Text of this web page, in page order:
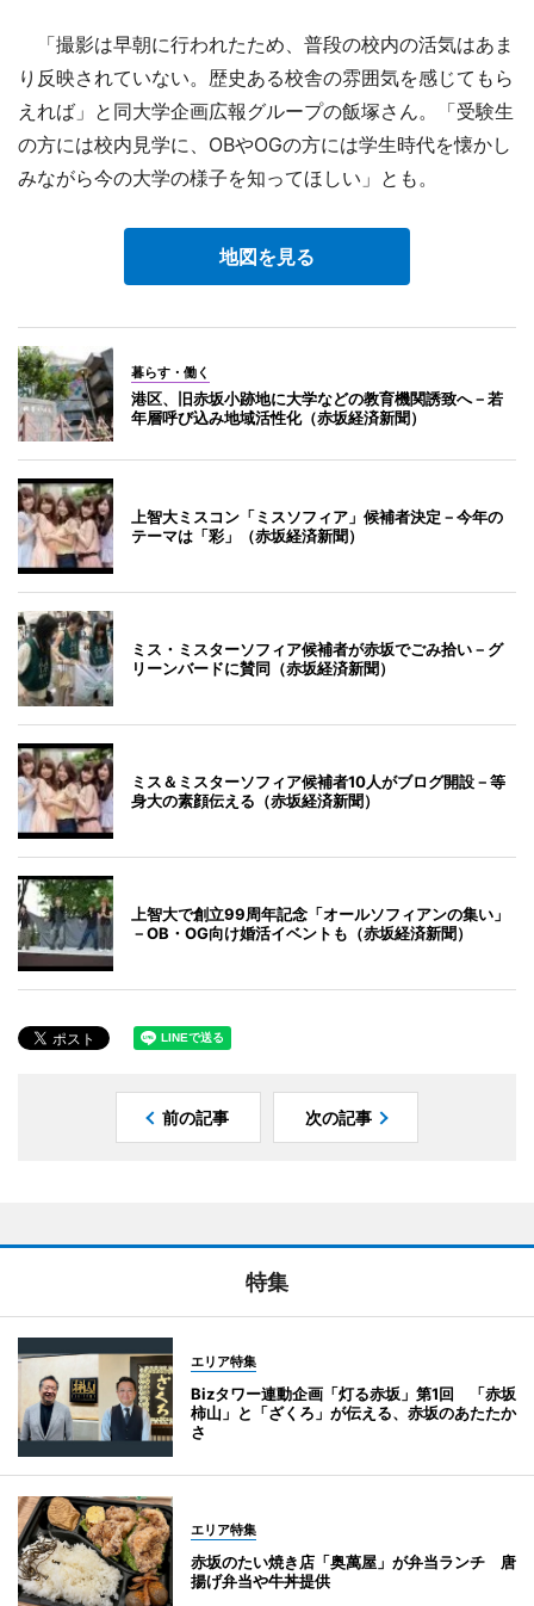
「撮影は早朝に行われたため、普段の校内の活気はあま
り反映されていない。歴史ある校舎の雰囲気を感じてもら
えれば」と同大学企画広報グループの飯塚さん。「受験生
の方には校内見学に、OBやOGの方には学生時代を懐かし
みながら今の大学の様子を知ってほしい」とも。
地図を見る
暮らす・働く
港区、旧赤坂小跡地に大学などの教育機関誘致へ－若
年層呼び込み地域活性化（赤坂経済新聞）
上智大ミスコン「ミスソフィア」候補者決定－今年の
テーマは「彩」（赤坂経済新聞）
ミス・ミスターソフィア候補者が赤坂でごみ拾い－グ
リーンバードに賛同（赤坂経済新聞）
ミス＆ミスターソフィア候補者10人がブログ開設－等
身大の素顔伝える（赤坂経済新聞）
上智大で創立99周年記念「オールソフィアンの集い」
－OB・OG向け婚活イベントも（赤坂経済新聞）
前の記事 次の記事
特集
エリア特集
Bizタワー連動企画「灯る赤坂」第1回 「赤坂
柿山」と「ざくろ」が伝える、赤坂のあたたか
さ
エリア特集
赤坂のたい焼き店「奥萬屋」が弁当ランチ 唐
揚げ弁当や牛丼提供